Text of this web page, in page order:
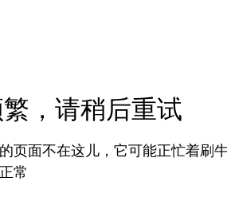
，请稍后重试
页面不在这儿，它可能正忙着刷
常